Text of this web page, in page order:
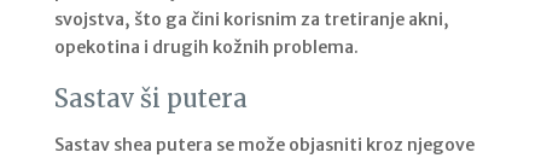
svojstva, što ga čini korisnim za tretiranje akni,
opekotina i drugih kožnih problema.
Sastav ši putera
Sastav shea putera se može objasniti kroz njegove